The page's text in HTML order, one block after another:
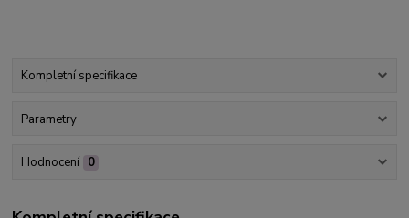
Kompletní specifikace
Parametry
Hodnocení 0